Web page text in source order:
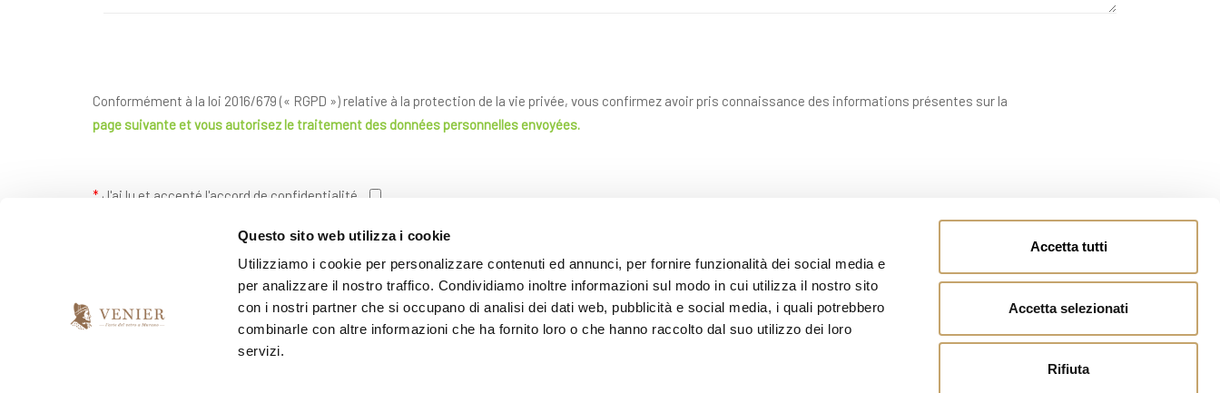
Questo sito web utilizza i cookie
Utilizziamo i cookie per personalizzare contenuti ed annunci, per fornire funzionalità dei social media e
per analizzare il nostro traffico. Condividiamo inoltre informazioni sul modo in cui utilizza il nostro sito
con i nostri partner che si occupano di analisi dei dati web, pubblicità e social media, i quali potrebbero
combinarle con altre informazioni che ha fornito loro o che hanno raccolto dal suo utilizzo dei loro
servizi.
Accetta tutti
Accetta selezionati
Rifiuta
Conformément à la loi 2016/679 (« RGPD ») relative à la protection de la vie privée, vous confirmez avoir pris connaissance des informations présentes sur la
page suivanteet vous autorisez le traitement des données personnelles envoyées.
* J'ai lu et accepté l'accord de confidentialité
Je souhaite recevoir votre newsletter
oui